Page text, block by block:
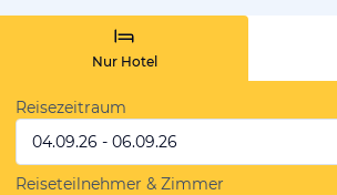
Nur Hotel
Reisezeitraum
04.09.26 - 06.09.26
Reiseteilnehmer & Zimmer